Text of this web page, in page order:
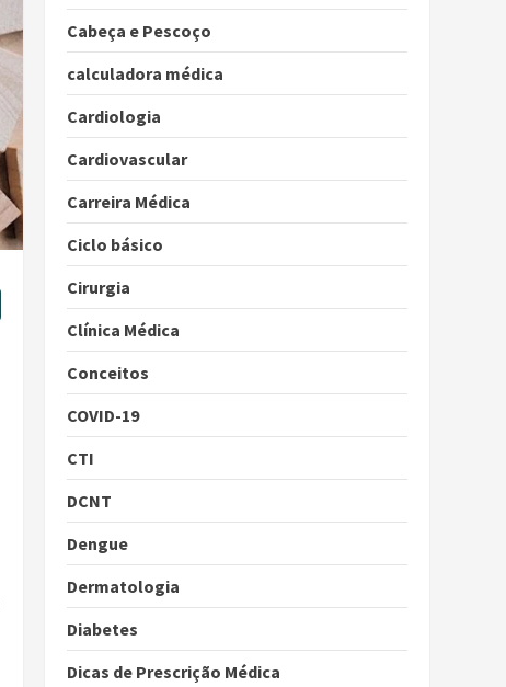
Cabeça e Pescoço
calculadora médica
Cardiologia
Cardiovascular
Carreira Médica
Ciclo básico
Cirurgia
Clínica Médica
Conceitos
COVID-19
CTI
DCNT
Dengue
Dermatologia
Diabetes
Dicas de Prescrição Médica